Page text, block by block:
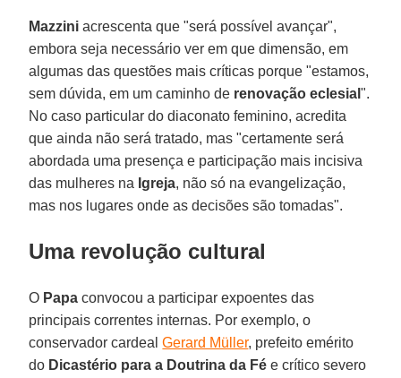
Mazzini acrescenta que "será possível avançar",
embora seja necessário ver em que dimensão, em
algumas das questões mais críticas porque "estamos,
sem dúvida, em um caminho de renovação eclesial".
No caso particular do diaconato feminino, acredita
que ainda não será tratado, mas "certamente será
abordada uma presença e participação mais incisiva
das mulheres na Igreja, não só na evangelização,
mas nos lugares onde as decisões são tomadas".
Uma revolução cultural
O Papa convocou a participar expoentes das
principais correntes internas. Por exemplo, o
conservador cardealGerard Müller, prefeito emérito
do Dicastério para a Doutrina da Fé e crítico severo